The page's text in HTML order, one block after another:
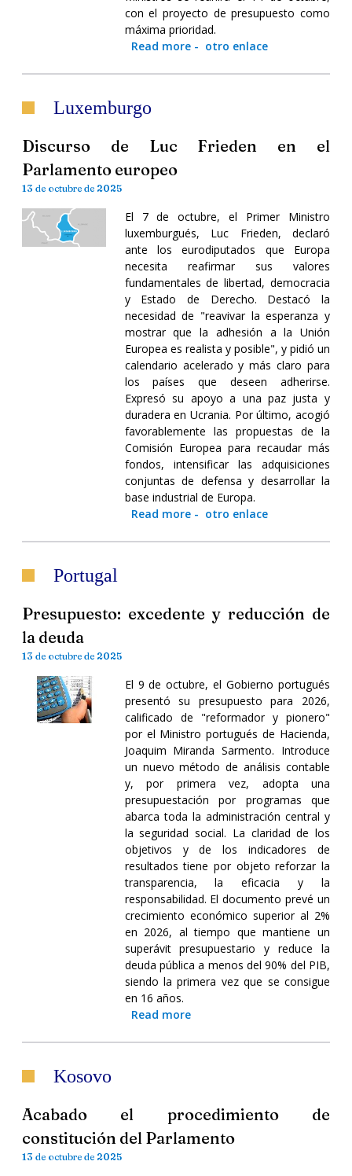
con el proyecto de presupuesto como
máxima prioridad.
Read more- otro enlace
Luxemburgo
Discurso de Luc Frieden en el
Parlamento europeo
13 de octubre de 2025
El 7 de octubre, el Primer Ministro
luxemburgués, Luc Frieden, declaró
ante los eurodiputados que Europa
necesita reafirmar sus valores
fundamentales de libertad, democracia
y Estado de Derecho. Destacó la
necesidad de "reavivar la esperanza y
mostrar que la adhesión a la Unión
Europea es realista y posible", y pidió un
calendario acelerado y más claro para
los países que deseen adherirse.
Expresó su apoyo a una paz justa y
duradera en Ucrania. Por último, acogió
favorablemente las propuestas de la
Comisión Europea para recaudar más
fondos, intensificar las adquisiciones
conjuntas de defensa y desarrollar la
base industrial de Europa.
Read more- otro enlace
Portugal
Presupuesto: excedente y reducción de
la deuda
13 de octubre de 2025
El 9 de octubre, el Gobierno portugués
presentó su presupuesto para 2026,
calificado de "reformador y pionero"
por el Ministro portugués de Hacienda,
Joaquim Miranda Sarmento. Introduce
un nuevo método de análisis contable
y, por primera vez, adopta una
presupuestación por programas que
abarca toda la administración central y
la seguridad social. La claridad de los
objetivos y de los indicadores de
resultados tiene por objeto reforzar la
transparencia, la eficacia y la
responsabilidad. El documento prevé un
crecimiento económico superior al 2%
en 2026, al tiempo que mantiene un
superávit presupuestario y reduce la
deuda pública a menos del 90% del PIB,
siendo la primera vez que se consigue
en 16 años.
Read more
Kosovo
Acabado el procedimiento de
constitución del Parlamento
13 de octubre de 2025